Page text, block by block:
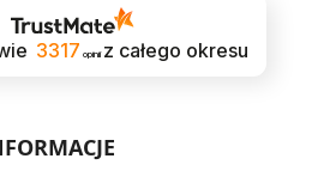
3317 opinii z całego okresu